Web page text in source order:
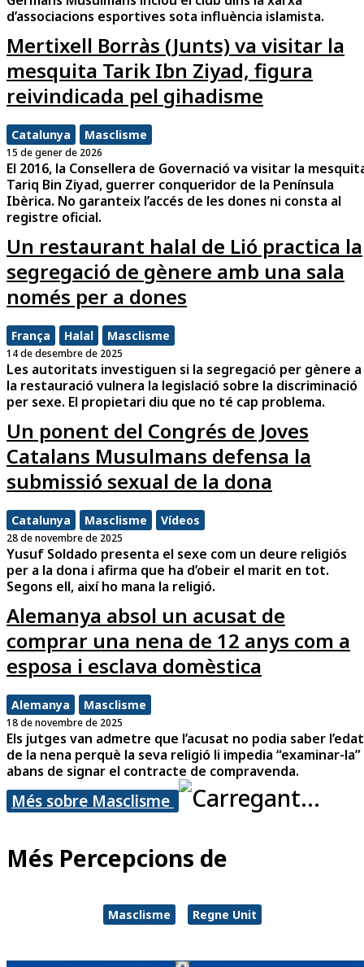
d’associacions esportives sota influència islamista.
Mertixell Borràs (Junts) va visitar la
mesquita Tarik Ibn Ziyad, figura
reivindicada pel gihadisme
Catalunya Masclisme
15 de gener de 2026
El 2016, la Consellera de Governació va visitar la
Tariq Bin Ziyad, guerrer conqueridor de la Península
Ibèrica. No garanteix l’accés de les dones ni consta al
registre oficial.
Un restaurant halal de Lió practica la
segregació de gènere amb una sala
només per a dones
França Halal Masclisme
14 de desembre de 2025
Les autoritats investiguen si la segregació per gènere a
la restauració vulnera la legislació sobre la discriminació
per sexe. El propietari diu que no té cap problema.
Un ponent del Congrés de Joves
Catalans Musulmans defensa la
submissió sexual de la dona
Catalunya Masclisme Vídeos
28 de novembre de 2025
Yusuf Soldado presenta el sexe com un deure religiós
per a la dona i afirma que ha d’obeir el marit en tot.
Segons ell, així ho mana la religió.
Alemanya absol un acusat de
comprar una nena de 12 anys com a
esposa i esclava domèstica
Alemanya Masclisme
18 de novembre de 2025
Els jutges van admetre que l’acusat no podia saber l’edat
de la nena perquè la seva religió li impedia “examinar-la”
abans de signar el contracte de compravenda.
Més sobre Masclisme
Més Percepcions de
Masclisme Regne Unit